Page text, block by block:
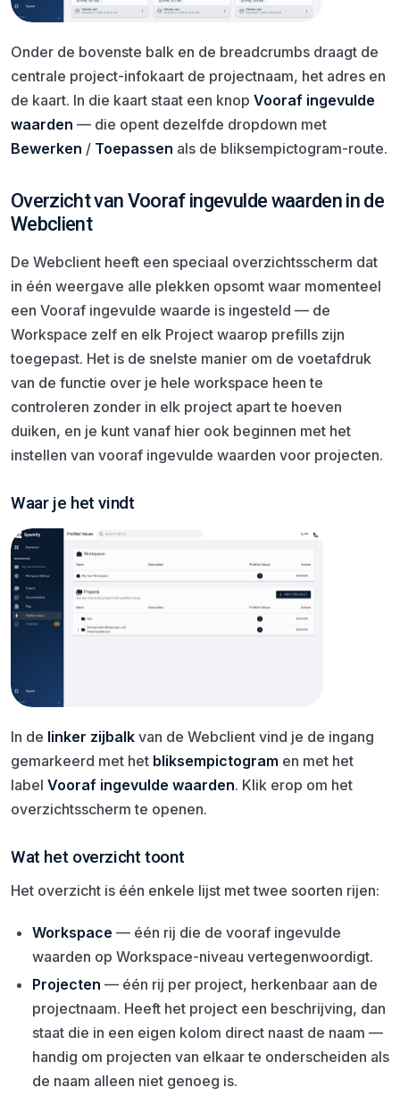
Onder de bovenste balk en de breadcrumbs draagt de
centrale project-infokaart de projectnaam, het adres en
de kaart. In die kaart staat een knop Vooraf ingevulde
waarden — die opent dezelfde dropdown met
Bewerken / Toepassen als de bliksempictogram-route.
Overzicht van Vooraf ingevulde waarden in de
Webclient
De Webclient heeft een speciaal overzichtsscherm dat
in één weergave alle plekken opsomt waar momenteel
een Vooraf ingevulde waarde is ingesteld — de
Workspace zelf en elk Project waarop prefills zijn
toegepast. Het is de snelste manier om de voetafdruk
van de functie over je hele workspace heen te
controleren zonder in elk project apart te hoeven
duiken, en je kunt vanaf hier ook beginnen met het
instellen van vooraf ingevulde waarden voor projecten.
Waar je het vindt
In de linker zijbalk van de Webclient vind je de ingang
gemarkeerd met het bliksempictogram en met het
label Vooraf ingevulde waarden. Klik erop om het
overzichtsscherm te openen.
Wat het overzicht toont
Het overzicht is één enkele lijst met twee soorten rijen:
Workspace — één rij die de vooraf ingevulde
waarden op Workspace-niveau vertegenwoordigt.
Projecten — één rij per project, herkenbaar aan de
projectnaam. Heeft het project een beschrijving, dan
staat die in een eigen kolom direct naast de naam —
handig om projecten van elkaar te onderscheiden als
de naam alleen niet genoeg is.